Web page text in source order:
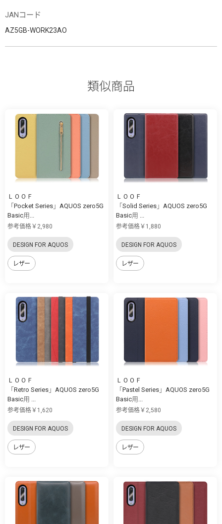
JANコード
AZ5GB-WORK23AO
類似商品
ＬＯＯＦ
「Pocket Series」AQUOS zero5G
Basic用...
参考価格￥2,980
DESIGN FOR AQUOS
レザー
ＬＯＯＦ
「Solid Series」AQUOS zero5G
Basic用 ...
参考価格￥1,880
DESIGN FOR AQUOS
レザー
ＬＯＯＦ
「Retro Series」AQUOS zero5G
Basic用 ...
参考価格￥1,620
DESIGN FOR AQUOS
レザー
ＬＯＯＦ
「Pastel Series」AQUOS zero5G
Basic用...
参考価格￥2,580
DESIGN FOR AQUOS
レザー